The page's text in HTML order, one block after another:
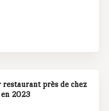
près de chez
en 2023